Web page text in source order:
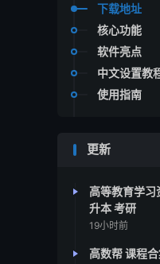
下载地址
核心功能
软件亮点
中文设置教
使用指南
更新
高等教育学习
升本 考研
19小时前
高数帮 课程